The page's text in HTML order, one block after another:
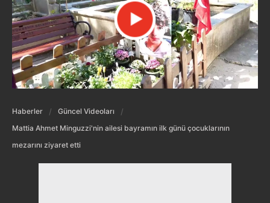
Haberler
Güncel Videoları
Mattia Ahmet Minguzzi'nin ailesi bayramın ilk günü çocuklarının
mezarını ziyaret etti